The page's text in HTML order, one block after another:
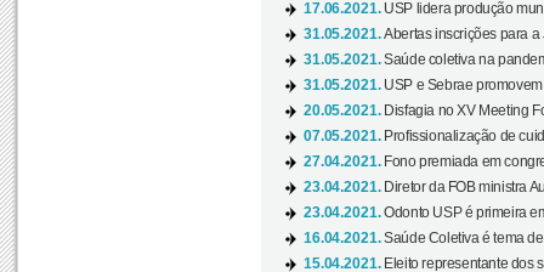
17.06.2021. USP lidera produção
31.05.2021.Abertas inscrições para
31.05.2021.Saúde coletiva na
31.05.2021. USP e Sebrae
20.05.2021. Disfagia no XV Meeting
07.05.2021. Profissionalização de
27.04.2021. Fono premiada em
23.04.2021. Diretor da FOB ministra
23.04.2021.Odonto USP é primeira
16.04.2021.Saúde Coletiva é tema
15.04.2021. Eleito representante dos